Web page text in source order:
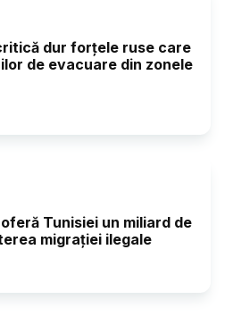
dur forţele ruse care
de evacuare din zonele
Tunisiei un miliard de
migrației ilegale